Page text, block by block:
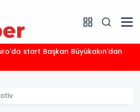
start Başkan Büyükakın'dan